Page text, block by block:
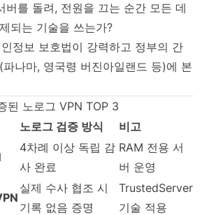
버를 돌려, 전원을 끄는 순간 모든 데
되는 기술을 쓰는가?
정보 보호법이 강력하고 정부의 간
나마, 영국령 버진아일랜드 등)에 본
된 노로그 VPN TOP 3
노로그 검증 방식
비고
4차례 이상 독립 감
사 완료
RAM 전용 서
버 운영
실제 수사 협조 시
기록 없음 증명
TrustedServer
기술 적용